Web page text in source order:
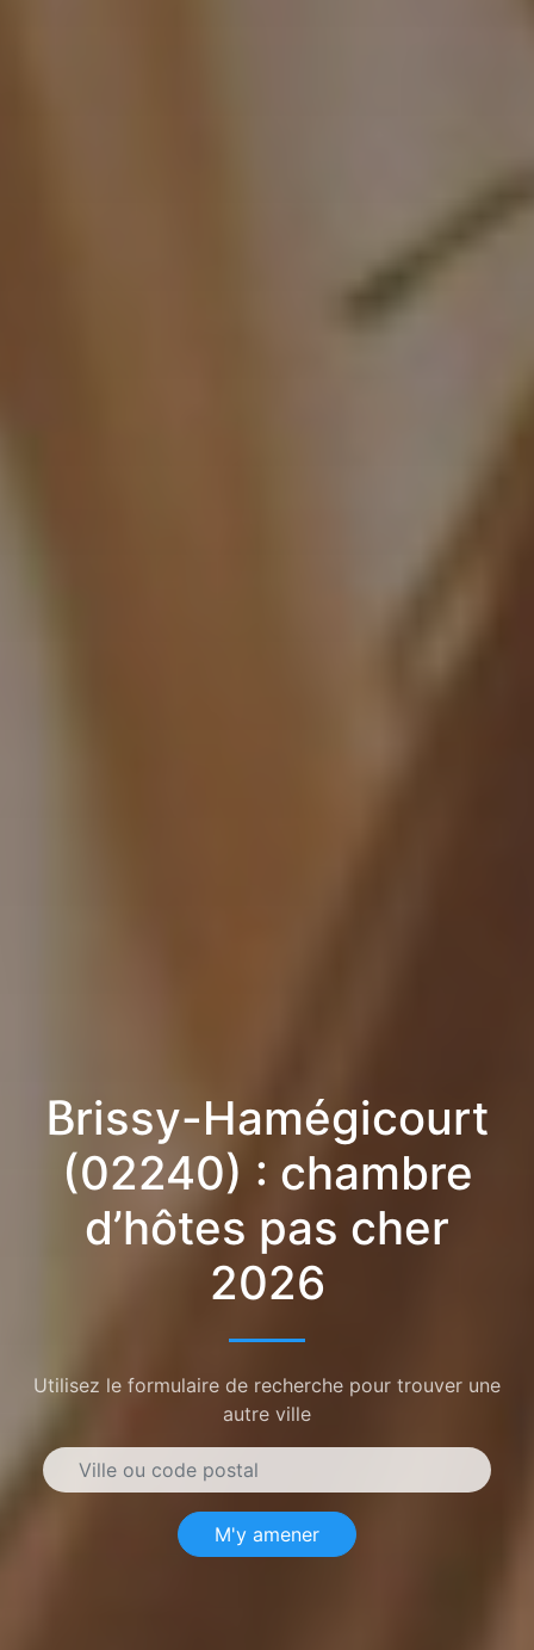
Brissy-Hamégicourt
(02240) : chambre
d’hôtes pas cher
2026
Utilisez le formulaire de recherche pour trouver une
autre ville
M'y amener